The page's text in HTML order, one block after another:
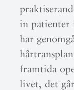
in patienter
har
framtida
livet, det